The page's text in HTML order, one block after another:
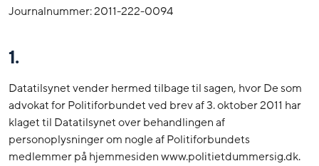
Journalnummer: 2011-222-0094
1.
Datatilsynet vender hermed tilbage til sagen, hvor De som
advokat for Politiforbundet ved brev af 3. oktober 2011 har
klaget til Datatilsynet over behandlingen af
personoplysninger om nogle af Politiforbundets
medlemmer på hjemmesiden www.politietdummersig.dk.